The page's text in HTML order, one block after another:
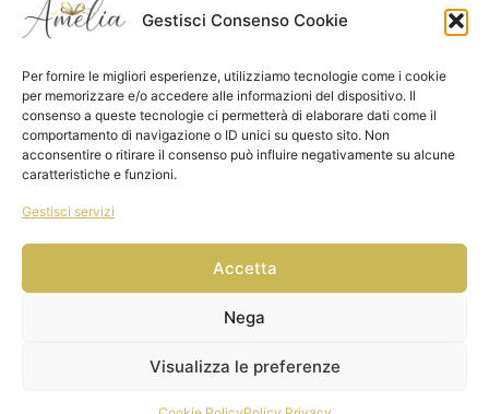
Gestisci Consenso Cookie
Per fornire le migliori esperienze, utilizziamo tecnologie come i cookie
per memorizzare e/o accedere alle informazioni del dispositivo. Il
consenso a queste tecnologie ci permetterà di elaborare dati come il
comportamento di navigazione o ID unici su questo sito. Non
acconsentire o ritirare il consenso può influire negativamente su alcune
caratteristiche e funzioni.
Gestisci servizi
Accetta
Nega
Visualizza le preferenze
8 Maggio 2014
0
7 Maggio 2014